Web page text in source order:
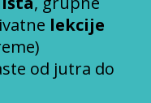
lekcije
od jutra do